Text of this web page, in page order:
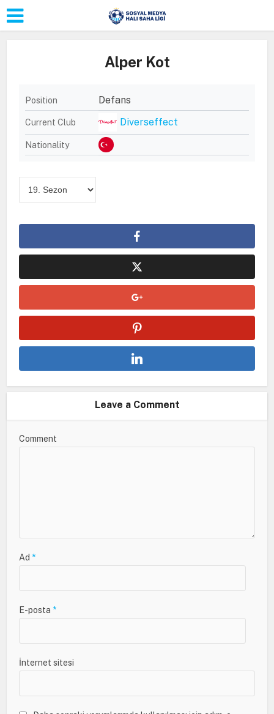
Alper Kot
Position Defans
Current Club Diverseffect
Nationality
Leave a Comment
Comment
Ad *
E-posta *
İnternet sitesi